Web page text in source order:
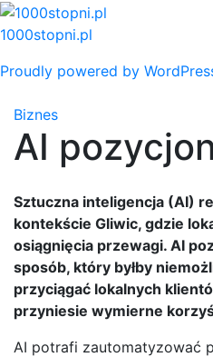
Skip
to
1000stopni.pl
Proudly powered by
Biznes
AI
Sztuczna inteligencja (AI)
kontekście Gliwic, gdzie
osiągnięcia przewagi. AI
sposób, który byłby
przyciągać lokalnych
przyniesie wymierne
AI potrafi zautomatyzować